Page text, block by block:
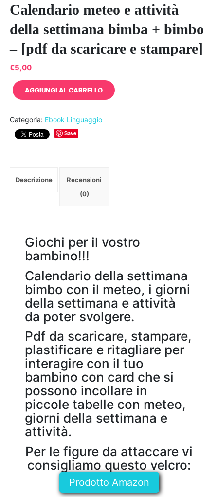
Calendario meteo e attività
della settimana bimba + bimbo
– [pdf da scaricare e stampare]
€5,00
Calendario
meteo
attività
della
settimana
quantità
AGGIUNGI AL CARRELLO
Categoria: Ebook Linguaggio
Save
Descrizione
Recensioni
(0)
Giochi per il vostro
bambino!!!
Calendario della settimana
bimbo con il meteo, i giorni
della settimana e attività
da poter svolgere.
Pdf da scaricare, stampare,
plastificare e ritagliare per
interagire con il tuo
bambino con card che si
possono incollare in
piccole tabelle con meteo,
giorni della settimana e
attività.
Per le figure da attaccare vi
consigliamo questo velcro:
Prodotto Amazon